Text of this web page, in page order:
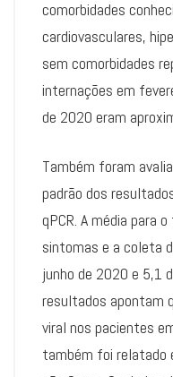
comorbidades
cardiovasculares,
sem comorbidades
internações em
de 2020 eram
Também foram
padrão dos
qPCR. A média para
sintomas e a coleta
junho de 2020 e 5,1
resultados apontam
viral nos pacientes
também foi relatado